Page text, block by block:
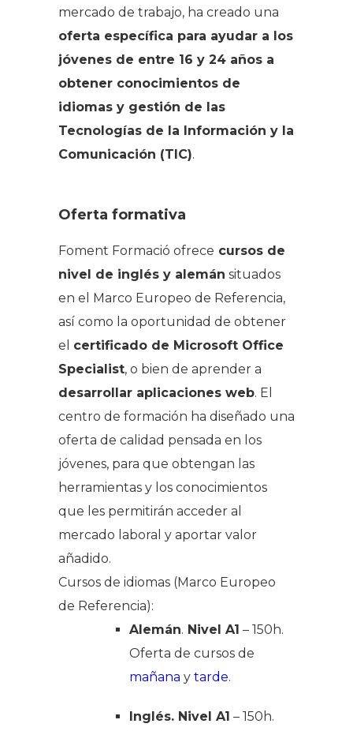
mercado de trabajo, ha creado una
oferta específica para ayudar a los
jóvenes de entre 16 y 24 años a
obtener conocimientos de
idiomas y gestión de las
Tecnologías de la Información y la
Comunicación (TIC).
Oferta formativa
Foment Formació ofrece cursos de
nivel de inglés y alemán situados
en el Marco Europeo de Referencia,
así como la oportunidad de obtener
el certificado de Microsoft Office
Specialist, o bien de aprender a
desarrollar aplicaciones web. El
centro de formación ha diseñado una
oferta de calidad pensada en los
jóvenes, para que obtengan las
herramientas y los conocimientos
que les permitirán acceder al
mercado laboral y aportar valor
añadido.
Cursos de idiomas (Marco Europeo
de Referencia):
Alemán. Nivel A1 – 150h.
Oferta de cursos de
mañana y tarde.
Inglés. Nivel A1 – 150h.